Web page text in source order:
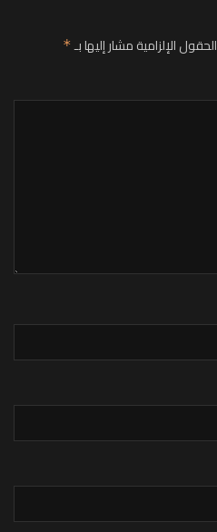
الحقول الإلزامية مشار إليها بـ*